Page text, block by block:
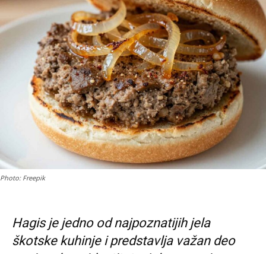
Photo: Freepik
Hagis je jedno od najpoznatijih jela
škotske kuhinje i predstavlja važan deo